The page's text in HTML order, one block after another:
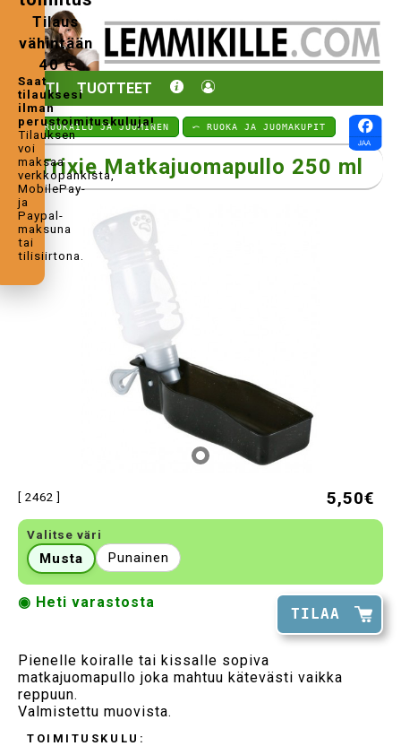
KOTI TUOTTEET
Tilaus
vähintään
40 €
Saat
tilauksesi
ilman
perustoimituskuluja!
Tilauksen
voi
maksaa
verkkopankista,
MobilePay-
ja
Paypal-
maksuna
tai
tilisiirtona.
⤺ RUOKAILU JA JUOMINEN ⤺ RUOKA JA JUOMAKUPIT
Trixie Matkajuomapullo 250 ml
[ 2462 ] 5,50€
Valitse väri
Musta Punainen
TILAA
◉ Heti varastosta
Pienelle koiralle tai kissalle sopiva
matkajuomapullo joka mahtuu kätevästi vaikka
reppuun.
Valmistettu muovista.
TOIMITUSKULU: